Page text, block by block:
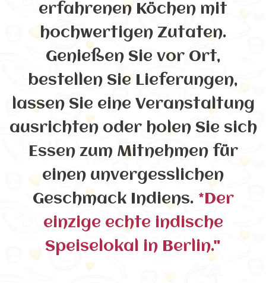
erfahrenen Köchen mit
hochwertigen Zutaten.
Genießen Sie vor Ort,
bestellen Sie Lieferungen,
lassen Sie eine Veranstaltung
ausrichten oder holen Sie sich
Essen zum Mitnehmen für
einen unvergesslichen
Geschmack Indiens. *Der
einzige echte indische
Speiselokal in Berlin."